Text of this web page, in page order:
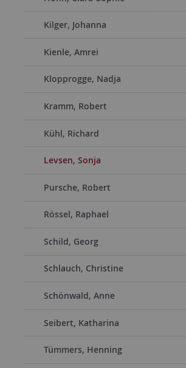
Kilger, Johanna
Kienle, Amrei
Klopprogge, Nadja
Kramm, Robert
Kühl, Richard
Levsen, Sonja
Pursche, Robert
Rössel, Raphael
Schild, Georg
Schlauch, Christine
Schönwald, Anne
Seibert, Katharina
Tümmers, Henning